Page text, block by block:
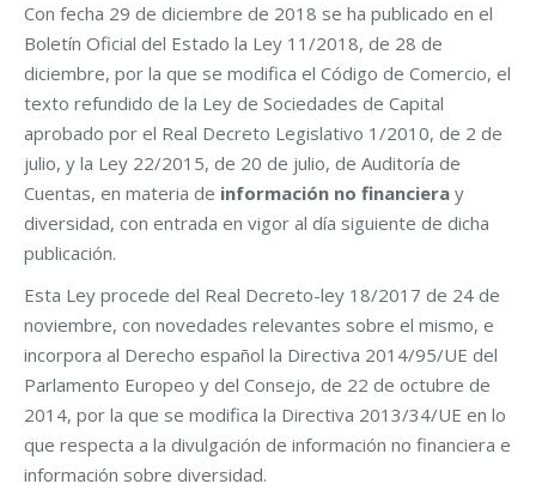
Con fecha 29 de diciembre de 2018 se ha publicado en el
Boletín Oficial del Estado la Ley 11/2018, de 28 de
diciembre, por la que se modifica el Código de Comercio, el
texto refundido de la Ley de Sociedades de Capital
aprobado por el Real Decreto Legislativo 1/2010, de 2 de
julio, y la Ley 22/2015, de 20 de julio, de Auditoría de
Cuentas, en materia de información no financiera y
diversidad, con entrada en vigor al día siguiente de dicha
publicación.
Esta Ley procede del Real Decreto-ley 18/2017 de 24 de
noviembre, con novedades relevantes sobre el mismo, e
incorpora al Derecho español la Directiva 2014/95/UE del
Parlamento Europeo y del Consejo, de 22 de octubre de
2014, por la que se modifica la Directiva 2013/34/UE en lo
que respecta a la divulgación de información no financiera e
información sobre diversidad.